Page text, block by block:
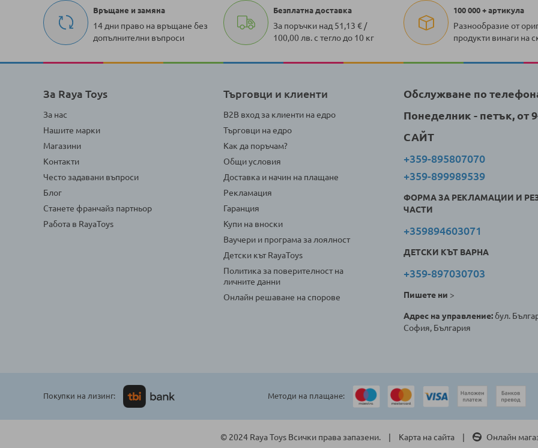
Връщане и замяна
14 дни право на връщане без
допълнителни въпроси
Безплатна доставка
За поръчки над 51,13 € /
100,00 лв. с тегло до 10 кг
100 000 + артикула
Разнообразие от
продукти винаги на
За Raya Toys
За нас
Нашите марки
Магазини
Контакти
Често задавани въпроси
Блог
Станете франчайз партньор
Работа в RayaToys
Търговци и клиенти
B2B вход за клиенти на едро
Търговци на едро
Как да поръчам?
Общи условия
Доставка и начин на плащане
Рекламация
Гаранция
Купи на вноски
Ваучери и програма за лоялност
Детски кът RayaToys
Политика за поверителност на
личните данни
Онлайн решаване на спорове
Обслужване по
Понеделник - петък, от
САЙТ
+359-895807070
+359-899989539
ФОРМА ЗА РЕКЛАМАЦИИ И
ЧАСТИ
+359894603071
ДЕТСКИ КЪТ ВАРНА
+359-897030703
Пишете ни >
Адрес на управление:бул.
София, България
Покупки на лизинг: Методи на плащане:
© 2024 Raya Toys Всички права запазени. Карта на сайта Онлайн